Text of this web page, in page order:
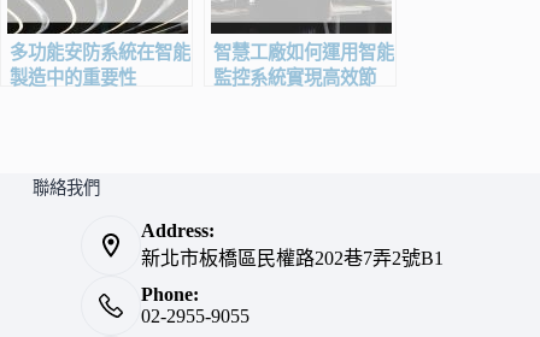
多功能安防系統在智能
製造中的重要性
智慧工廠如何運用智能
監控系統實現高效節
聯絡我們
Address:
新北市板橋區民權路202巷7弄2號B1
Phone:
02-2955-9055